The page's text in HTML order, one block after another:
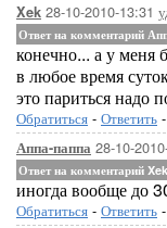
Xek 28-10-2010-13:31
Ответ на комментарий
конечно... а у меня
в любое время
это париться надо
Обратиться - Ответить -
Аппа-паппа 28-10-
Ответ на комментарий Xek
иногда вообще до
Обратиться - Ответить -